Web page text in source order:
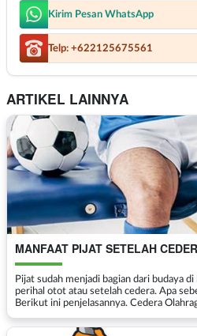
Kirim Pesan WhatsApp
Telp: +622125675561
ARTIKEL LAINNYA
MANFAAT PIJAT SETELAH
Pijat sudah menjadi bagian dari budaya
perihal otot atau setelah cedera. Apa
Berikut ini penjelasannya. Cedera Olahraga Cedera olahraga mengacu